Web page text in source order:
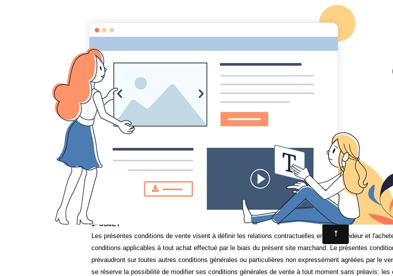
Accueil ART'GRAVURE Contacter
Coffrets
Conditions générales de
ART ' GRAVURE. Mme MEUSNIER Nathalie
Conditions générales applicables à partir du16.04.2015Annulent et remplacent les précédentes le cas
PREAMBULE:
Les présentes conditions générales de vente sont conclues ente le vendeur (Voir les mentions légales)
souhaitant procéder à un achat via le présent site internet, ci-après, l'acheteur. En validant sa
accepter sans réserve les termes de celle-ci ainsi que l'intégralité des présentes conditions générales de
avoir la capacité de conclure un contrat avec le vendeur.
1- OBJET
Les présentes conditions de vente visent à définir les relations contractuelles entre le vendeur et
conditions applicables à tout achat effectué par le biais du présent site marchand. Le présentes
prévaudront sur toutes autres conditions générales ou particulières non expressément agréées par le
se réserve la possibilité de modifier ses conditions générales de vente à tout moment sans préavis: les